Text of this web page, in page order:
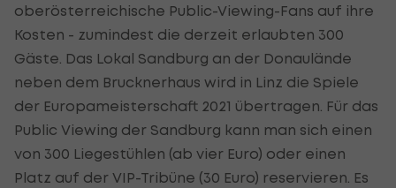
oberösterreichische Public-Viewing-Fans auf ihre
Kosten - zumindest die derzeit erlaubten 300
Gäste. Das Lokal Sandburg an der Donaulände
neben dem Brucknerhaus wird in Linz die Spiele
der Europameisterschaft 2021 übertragen. Für das
Public Viewing der Sandburg kann man sich einen
von 300 Liegestühlen (ab vier Euro) oder einen
Platz auf der VIP-Tribüne (30 Euro) reservieren. Es